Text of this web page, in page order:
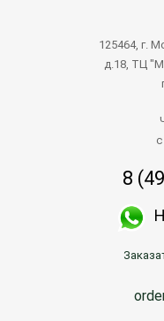
125464, г.
д.18, ТЦ
8